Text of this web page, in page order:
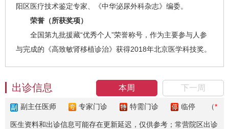
阳区医疗技术鉴定专家、《中华泌尿外科杂志》编委。
荣誉（所获奖项）
全国第九批援藏“优秀个人”荣誉称号，作为主要参与人参
与完成的《高致敏肾移植诊治》获得2018年北京医学科技奖。
本周 下一周
出诊信息
副主任医师 专家门诊 特需门诊 临停 （*
医生资料和出诊信息可能存在更新延迟，仅供参考；常营院区出诊